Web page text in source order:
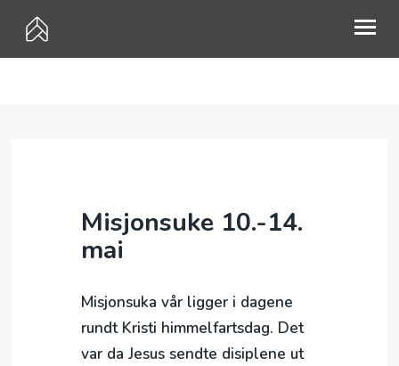
KALENDER
GI EN GAVE
MISJON
UTLEIE
Misjonsuke 10.-14.
mai
Misjonsuka vår ligger i dagene
rundt Kristi himmelfartsdag. Det
var da Jesus sendte disiplene ut